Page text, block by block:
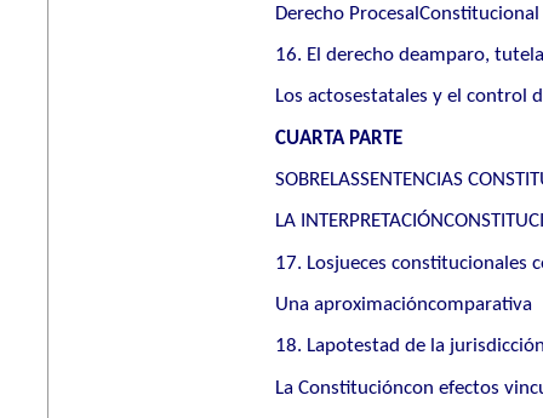
Derecho ProcesalConstitucional
16. El derecho deamparo,
Los actosestatales y el control
CUARTA PARTE
SOBRELASSENTENCIAS
LA
17. Losjueces constitucionales
Una aproximacióncomparativa
18. Lapotestad de la
La Constitucióncon efectos